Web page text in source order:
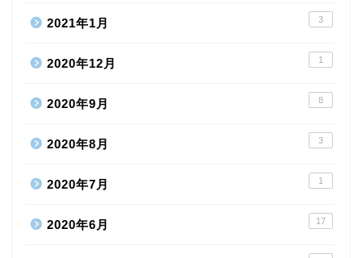
2021年1月 3
2020年12月 1
2020年9月 8
2020年8月 3
2020年7月 1
2020年6月 17